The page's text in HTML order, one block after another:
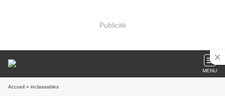
Publicité
MENU
Accueil » inclassables